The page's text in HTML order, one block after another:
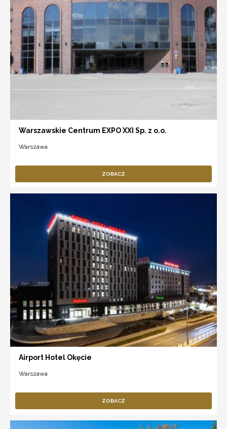
Warszawskie Centrum EXPO XXI Sp. z o.o.
Warszawa
ZOBACZ
Airport Hotel Okęcie
Warszawa
ZOBACZ